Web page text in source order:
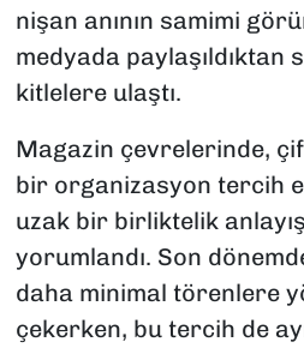
nişan anının samimi
medyada paylaşıldıktan
kitlelere ulaştı.
Magazin çevrelerinde,
bir organizasyon tercih
uzak bir birliktelik
yorumlandı. Son
daha minimal törenlere
çekerken, bu tercih de